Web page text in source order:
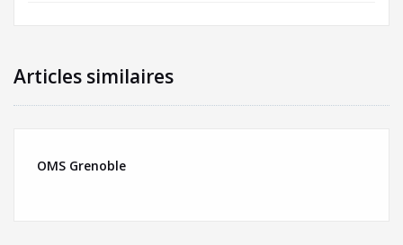
Articles similaires
OMS Grenoble